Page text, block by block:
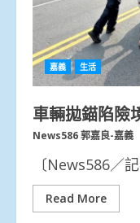
嘉義 生活
車輛拋錨陷
News586 郭嘉良-嘉義
〔News586／
Read More